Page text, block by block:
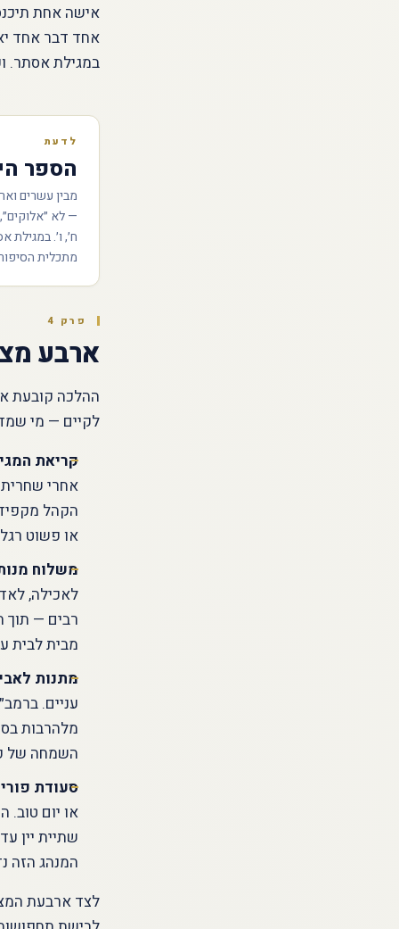
אישה אחת
אחד דבר אחד
במגילת אסתר.
לדעת
הספר
מבין עשרים
— לא
ח׳, ו׳.
מתכלית
פרק 4
ארבע
ההלכה קובעת
לקיים — מי
קריאת
אחרי
הקהל
או פשוט
משלוח
לאכילה,
רבים — תוך
מבית לבית
מתנות
עניים.
מלהרבות
השמחה של
סעודת
או יום
שתיית יין
המנהג הזה
לצד ארבעת